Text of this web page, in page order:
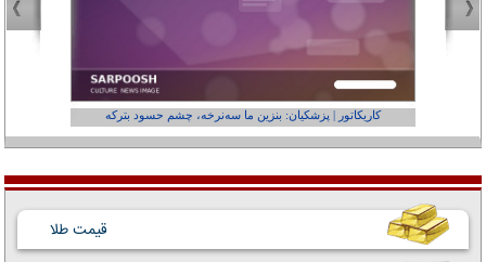
کاریکاتور | پزشکیان: بنزین ما سه‌نرخه، چشم حسود بترکه
قیمت طلا